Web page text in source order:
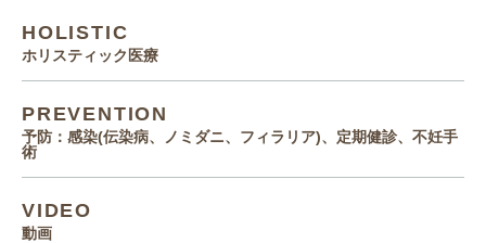
HOLISTIC
ホリスティック医療
PREVENTION
予防：感染(伝染病、ノミダニ、フィラリア)、定期健診、不妊手
術
VIDEO
動画